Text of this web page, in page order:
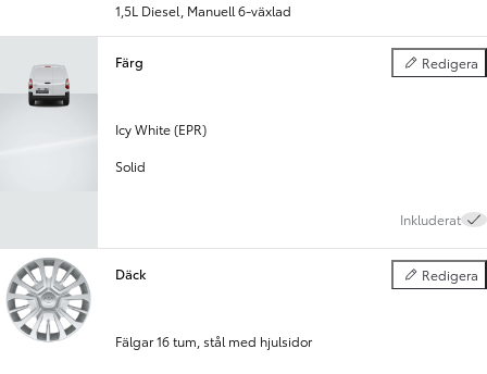
1,5L Diesel Manuell 6-växlad
Färg Redigera
Färg
Icy White (EPR)
Solid
Inkluderat
Däck Redigera
Däck
Fälgar 16 tum, stål med hjulsidor